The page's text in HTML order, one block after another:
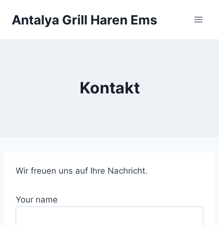
InhaltAntalya Grill Haren Ems
Kontakt
Wir freuen uns auf Ihre Nachricht.
Your name